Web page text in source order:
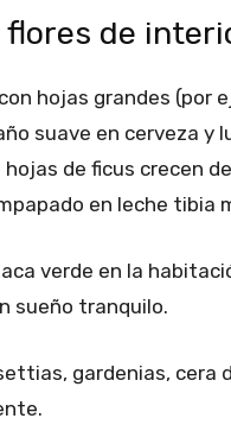
flores de
hojas grandes (por
suave en cerveza y
de ficus crecen
en leche tibia
verde en la
sueño tranquilo.
gardenias, cera